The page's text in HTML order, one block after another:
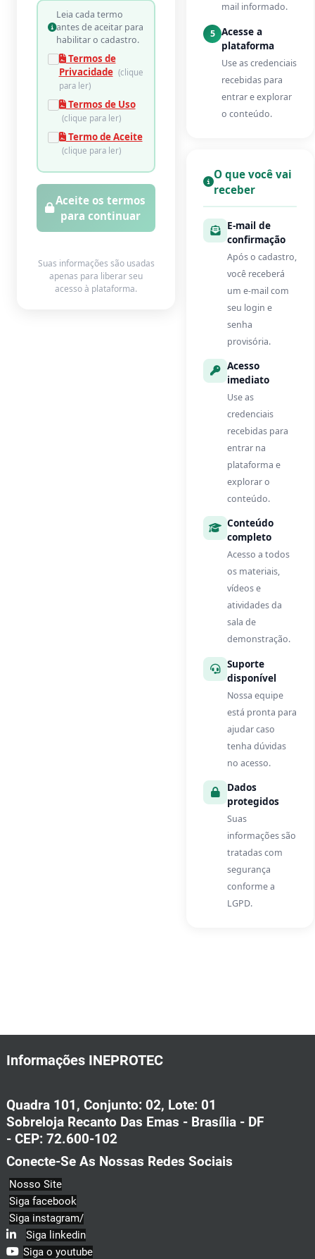
Leia cada termo
antes de aceitar para
habilitar o cadastro.
Termos de
Privacidade (clique
para ler)
Termos de Uso
(clique para ler)
Termo de Aceite
(clique para ler)
Aceite os termos
para continuar
Suas informações são usadas
apenas para liberar seu
acesso à plataforma.
mail informado.
5 Acesse a
plataforma
Use as credenciais
recebidas para
entrar e explorar
o conteúdo.
O que você vai
receber
E-mail de
confirmação
Após o cadastro,
você receberá
um e-mail com
seu login e
senha
provisória.
Acesso
imediato
Use as
credenciais
recebidas para
entrar na
plataforma e
explorar o
conteúdo.
Conteúdo
completo
Acesso a todos
os materiais,
vídeos e
atividades da
sala de
demonstração.
Suporte
disponível
Nossa equipe
está pronta para
ajudar caso
tenha dúvidas
no acesso.
Dados
protegidos
Suas
informações são
tratadas com
segurança
conforme a
LGPD.
Informações INEPROTEC
Quadra 101, Conjunto: 02, Lote: 01
Sobreloja Recanto Das Emas - Brasília - DF
- CEP: 72.600-102
Conecte-Se As Nossas Redes Sociais
Nosso Site
Siga facebook
Siga instagram/
Siga linkedin
Siga o youtube